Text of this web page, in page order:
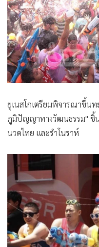
• การเมือง
• ท่องเที่ยว
• กีฬา
• ต่างประเทศ
• Special Scoop
• เศรษฐกิจ-ธุรกิจ
• จีน
• ชุมชน-คุณภาพชีวิต
• อาชญากรรม
เกม
• วิทยาศาสตร์
• SMEs
• หุ้น
•
อินโดจีน
• กองทุนรวม
ยูเนสโกเตรียมพิจารณาขึ้น
ภูมิปัญญาทางวัฒนธรรม" ชิ้
นวดไทย และรำโนราห์